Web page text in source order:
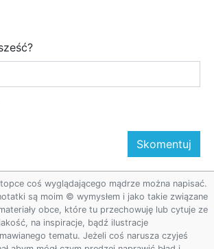
coś wyglądającego mądrze można napisać.
są moim © wymysłem i jako takie związane
obce, które tu przechowuję lub cytuje ze
na inspiracje, bądź ilustracje
tematu. Jeżeli coś narusza czyjeś